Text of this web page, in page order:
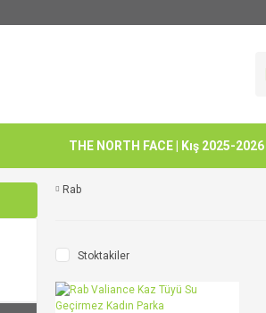
THE NORTH FACE | Kış 2025-2026
Rab
Stoktakiler